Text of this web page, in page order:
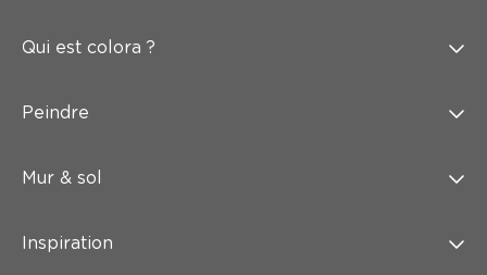
Qui est colora ?
Peindre
Mur & sol
Inspiration